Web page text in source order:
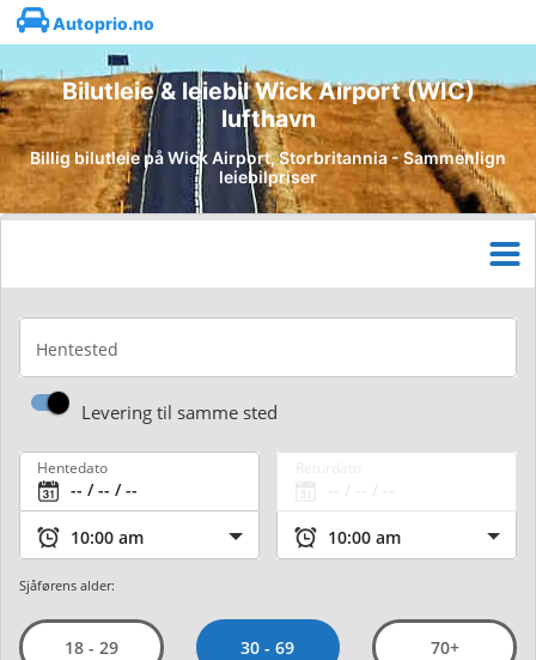
Autoprio.no
Bilutleie & leiebil Wick Airport (WIC)
lufthavn
Billig bilutleie på Wick Airport, Storbritannia - Sammenlign
leiebilpriser
Hentested
Levering til samme sted
Hentedato
Sjåførens alder:
18 - 29 30 - 69 70+